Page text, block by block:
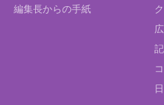
編集長からの手紙